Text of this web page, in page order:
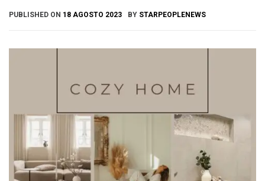
PUBLISHED ON 18 AGOSTO 2023 BY STARPEOPLENEWS